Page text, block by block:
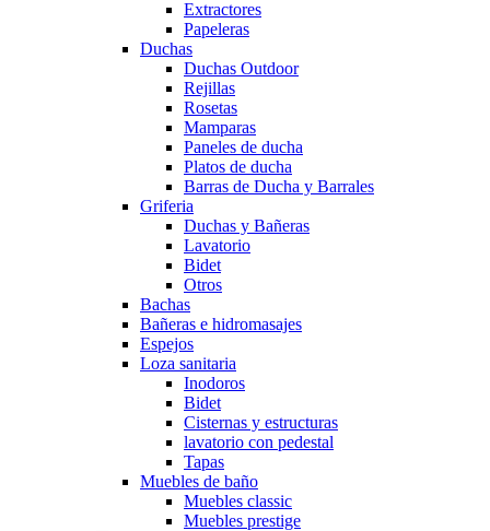
Extractores
Papeleras
Duchas
Duchas Outdoor
Rejillas
Rosetas
Mamparas
Paneles de ducha
Platos de ducha
Barras de Ducha y Barrales
Griferia
Duchas y Bañeras
Lavatorio
Bidet
Otros
Bachas
Bañeras e hidromasajes
Espejos
Loza sanitaria
Inodoros
Bidet
Cisternas y estructuras
lavatorio con pedestal
Tapas
Muebles de baño
Muebles classic
Muebles prestige